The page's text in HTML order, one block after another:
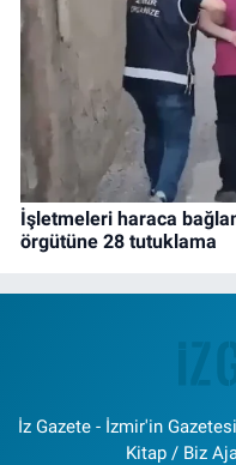
İşletmeleri haraca
örgütüne 28 tutuklama
İz Gazete - İzmir'in
Kitap / Biz